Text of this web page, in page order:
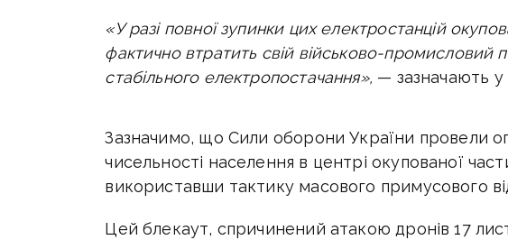
«У разі повної зупинки цих електростанцій
фактично втратить свій військово-промисловий
стабільного електропостачання», — зазначають
Зазначимо, що Сили оборони України провели
чисельності населення в центрі окупованої
використавши тактику масового примусового
Цей блекаут, спричинений атакою дронів 17